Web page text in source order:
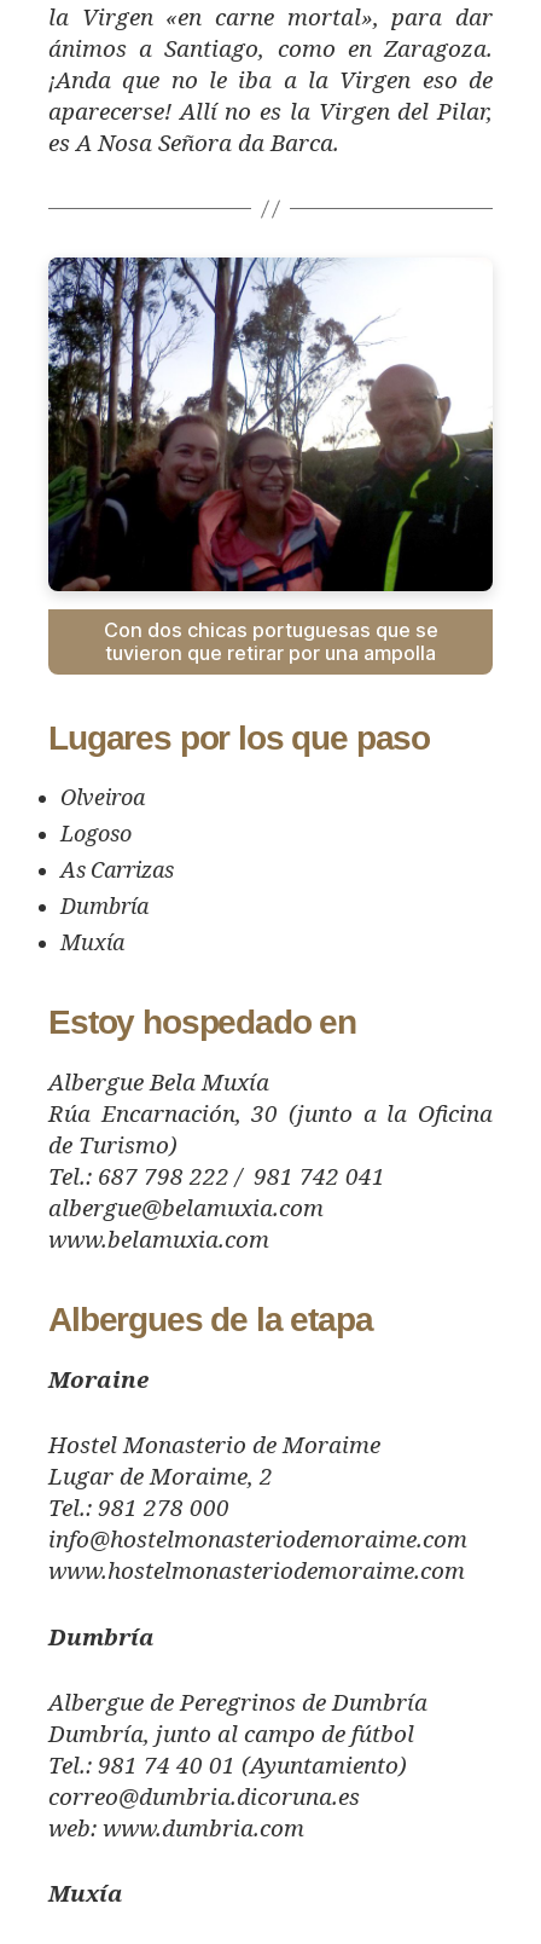
la Virgen «en carne mortal», para dar
ánimos a Santiago, como en Zaragoza.
¡Anda que no le iba a la Virgen eso de
aparecerse! Allí no es la Virgen del Pilar,
es A Nosa Señora da Barca.
Con dos chicas portuguesas que se
tuvieron que retirar por una ampolla
Lugares por los que paso
Olveiroa
Logoso
As Carrizas
Dumbría
Muxía
Estoy hospedado en
Albergue Bela Muxía
Rúa Encarnación, 30 (junto a la Oficina
de Turismo)
Tel.: 687 798 222 / 981 742 041
albergue@belamuxia.com
www.belamuxia.com
Albergues de la etapa
Moraine
Hostel Monasterio de Moraime
Lugar de Moraime, 2
Tel.: 981 278 000
info@hostelmonasteriodemoraime.com
www.hostelmonasteriodemoraime.com
Dumbría
Albergue de Peregrinos de Dumbría
Dumbría, junto al campo de fútbol
Tel.: 981 74 40 01 (Ayuntamiento)
correo@dumbria.dicoruna.es
web: www.dumbria.com
Muxía